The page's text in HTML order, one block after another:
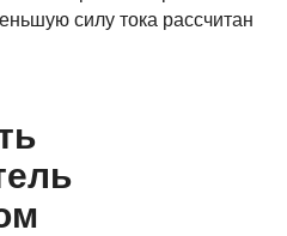
силу тока рассчитан